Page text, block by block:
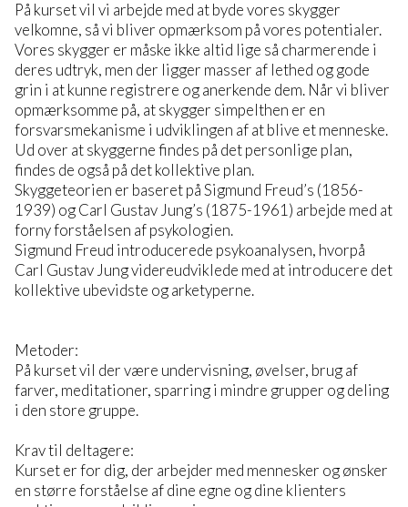
På kurset vil vi arbejde med at byde vores skygger
velkomne, så vi bliver opmærksom på vores potentialer.
Vores skygger er måske ikke altid lige så charmerende i
deres udtryk, men der ligger masser af lethed og gode
grin i at kunne registrere og anerkende dem. Når vi bliver
opmærksomme på, at skygger simpelthen er en
forsvarsmekanisme i udviklingen af at blive et menneske.
Ud over at skyggerne findes på det personlige plan,
findes de også på det kollektive plan.
Skyggeteorien er baseret på Sigmund Freud’s (1856-
1939) og Carl Gustav Jung’s (1875-1961) arbejde med at
forny forståelsen af psykologien.
Sigmund Freud introducerede psykoanalysen, hvorpå
Carl Gustav Jung videreudviklede med at introducere det
kollektive ubevidste og arketyperne.
Metoder:
På kurset vil der være undervisning, øvelser, brug af
farver, meditationer, sparring i mindre grupper og deling
i den store gruppe.
Krav til deltagere:
Kurset er for dig, der arbejder med mennesker og ønsker
en større forståelse af dine egne og dine klienters